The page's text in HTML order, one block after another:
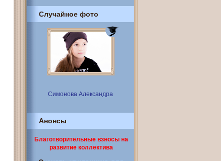
Случайное фото
Симонова Александра
Анонсы
Благотворительные взносы на
развитие коллектива